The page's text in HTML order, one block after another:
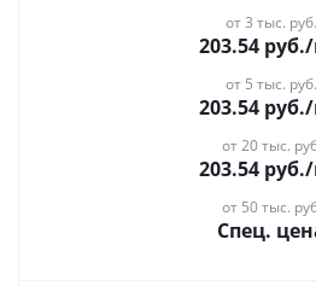
от 3 тыс. руб.
203.54 руб.
от 5 тыс. руб.
203.54 руб.
от 20 тыс.
203.54 руб.
от 50 тыс.
Спец.